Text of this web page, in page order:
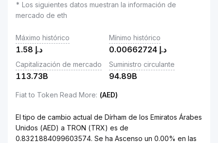
* Los siguientes datos muestran la información de
mercado de eth
Máximo histórico
د.إ 1.58
Mínimo histórico
د.إ 0.00662724
Capitalización de mercado
113.73B
Suministro circulante
94.89B
Fiat to Token Read More: (AED)
El tipo de cambio actual de Dírham de los Emiratos Árabes
Unidos (AED) a TRON (TRX) es de
0.8321884099603574. Se ha Ascenso un 0.00% en las